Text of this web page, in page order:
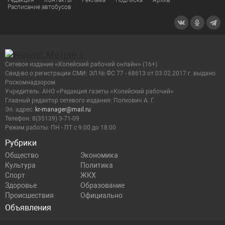
Расписание автобусов
Рубрики
Общество
Экономика
Культура
Политика
Спорт
ЖКХ
Здоровье
Образование
Происшествия
Официально
Объявления
Сетевое издание «Копейский рабочий онлайн» (16+)
Cвид-во о регистрации СМИ: ЭЛ № ФС 77 - 68613 от 03.02.2017 г. выдано
Роскомнадзором
Учредитель: АНО «Редакция газеты «Копейский рабочий»
Главный редактор сетевого издания: Попкович А. Г.
Эл. адрес: kr-manager@mail.ru
Телефон: 8(35139) 3-71-09
Режим работы: ПН - ПТ с 9:00 до 18:00